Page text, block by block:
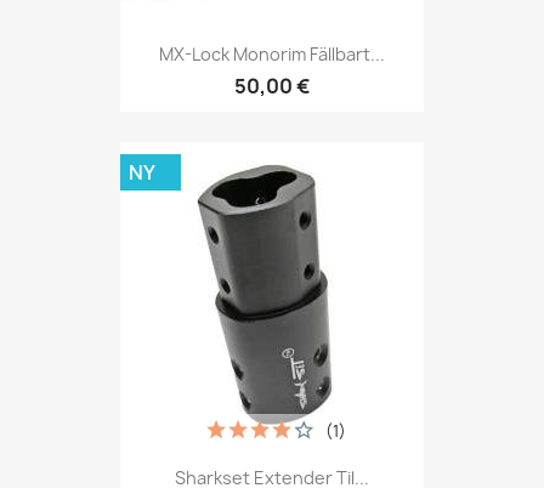
MX-Lock Monorim Fällbart...
50,00 €
Sharkset Extender Til...
(1)
NY